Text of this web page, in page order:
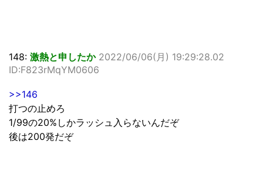
148: 激熱と申したか 2022/06/06(月) 19:29:28.02
ID:F823rMqYM0606
>>146
打つの止めろ
1/99の20%しかラッシュ入らないんだぞ
後は200発だぞ